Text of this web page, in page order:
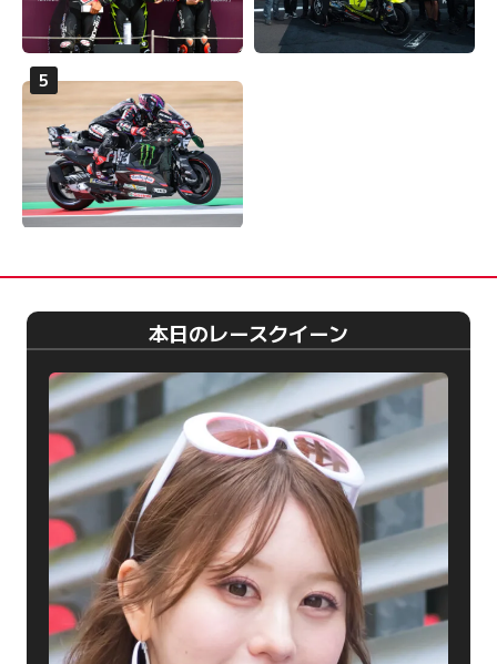
本日のレースクイーン